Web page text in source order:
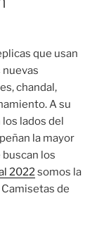
que usan
chandal,
A su
lados del
la mayor
los
2022somos la
de